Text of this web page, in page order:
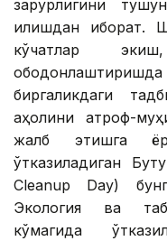
зарурлигини
қилишдан иборат.
кўчатлар
биргаликдаги
аҳолини атроф-
жалб этишга
ўтказиладиган
Cleanup Day)
Экология ва
кўмагида